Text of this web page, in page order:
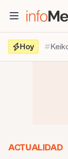
contenido
Hoy
ACTUALIDAD